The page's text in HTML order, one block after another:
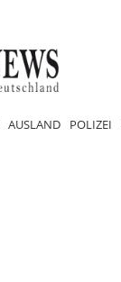
AUSLAND POLIZEI